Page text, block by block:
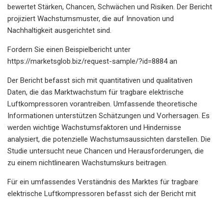
bewertet Stärken, Chancen, Schwächen und Risiken. Der Bericht
projiziert Wachstumsmuster, die auf Innovation und
Nachhaltigkeit ausgerichtet sind.
Fordern Sie einen Beispielbericht unter
https://marketsglob.biz/request-sample/?id=8884 an
Der Bericht befasst sich mit quantitativen und qualitativen
Daten, die das Marktwachstum für tragbare elektrische
Luftkompressoren vorantreiben. Umfassende theoretische
Informationen unterstützen Schätzungen und Vorhersagen. Es
werden wichtige Wachstumsfaktoren und Hindernisse
analysiert, die potenzielle Wachstumsaussichten darstellen. Die
Studie untersucht neue Chancen und Herausforderungen, die
zu einem nichtlinearen Wachstumskurs beitragen.
Für ein umfassendes Verständnis des Marktes für tragbare
elektrische Luftkompressoren befasst sich der Bericht mit